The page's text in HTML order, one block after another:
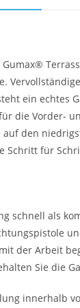
ein echtes
die Vorder-
den
Schritt für
schnell als
der Arbeit
Sie die
innerhalb